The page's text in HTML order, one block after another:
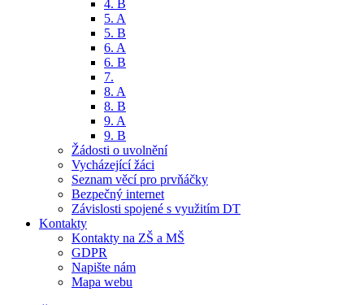
4. B
5. A
5. B
6. A
6. B
7.
8. A
8. B
9. A
9. B
Žádosti o uvolnění
Vycházející žáci
Seznam věcí pro prvňáčky
Bezpečný internet
Závislosti spojené s využitím DT
Kontakty
Kontakty na ZŠ a MŠ
GDPR
Napište nám
Mapa webu